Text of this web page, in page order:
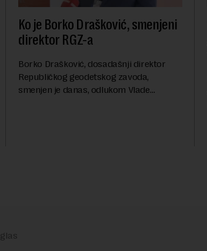
Ko je Borko Drašković, smenjeni
direktor RGZ-a
Borko Drašković, dosadašnji direktor
Republičkog geodetskog zavoda,
smenjen je danas, odlukom Vlade